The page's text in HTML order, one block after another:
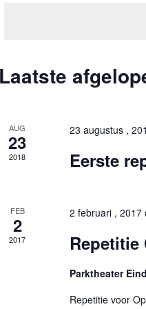
Laatste
AUG
23
2018
23 augustus ,
Eerste
FEB
2
2017
2 februari , 2017
Repetitie
Parktheater
Repetitie voor